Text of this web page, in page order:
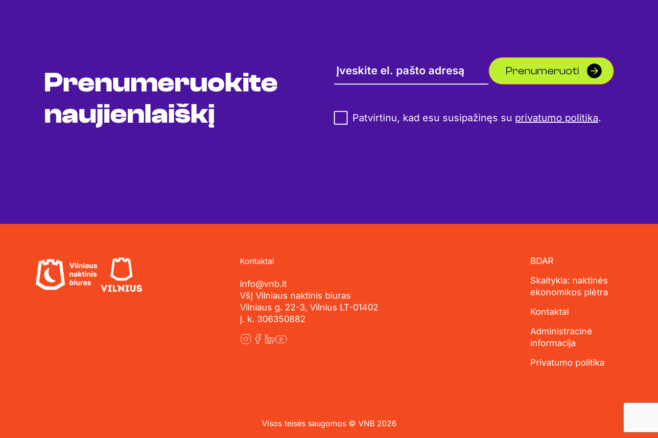
Prenumeruokite
naujienlaiškį
Prenumeruoti
Patvirtinu, kad esu susipažinęs su privatumo politika.
Kontaktai
info@vnb.lt
VšĮ Vilniaus naktinis biuras
Vilniaus g. 22-3, Vilnius LT-01402
Į. k. 306350882
BDAR
Skaitykla: naktinės
ekonomikos plėtra
Kontaktai
Administracinė
informacija
Privatumo politika
Visos teisės saugomos © VNB 2026